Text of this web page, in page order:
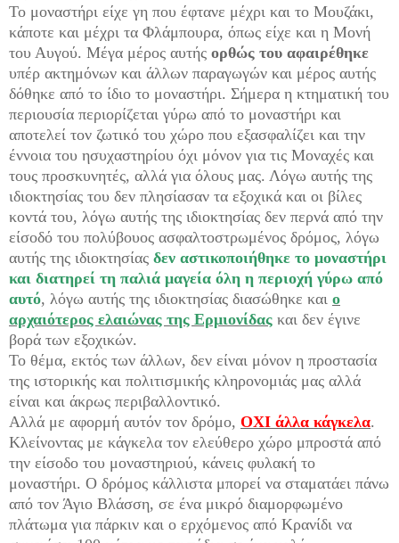
Το μοναστήρι είχε γη που έφτανε μέχρι και το Μουζάκι,
κάποτε και μέχρι τα Φλάμπουρα, όπως είχε και η Μονή
του Αυγού. Μέγα μέρος αυτής ορθώς του αφαιρέθηκε
υπέρ ακτημόνων και άλλων παραγωγών και μέρος αυτής
δόθηκε από το ίδιο το μοναστήρι. Σήμερα η κτηματική του
περιουσία περιορίζεται γύρω από το μοναστήρι και
αποτελεί τον ζωτικό του χώρο που εξασφαλίζει και την
έννοια του ησυχαστηρίου όχι μόνον για τις Μοναχές και
τους προσκυνητές, αλλά για όλους μας. Λόγω αυτής της
ιδιοκτησίας του δεν πλησίασαν τα εξοχικά και οι βίλες
κοντά του, λόγω αυτής της ιδιοκτησίας δεν περνά από την
είσοδό του πολύβουος ασφαλτοστρωμένος δρόμος, λόγω
αυτής της ιδιοκτησίας δεν αστικοποιήθηκε το μοναστήρι
και διατηρεί τη παλιά μαγεία όλη η περιοχή γύρω από
αυτό, λόγω αυτής της ιδιοκτησίας διασώθηκε και ο
αρχαιότερος ελαιώνας της Ερμιονίδας και δεν έγινε
βορά των εξοχικών.
Το θέμα, εκτός των άλλων, δεν είναι μόνον η προστασία
της ιστορικής και πολιτισμικής κληρονομιάς μας αλλά
είναι και άκρως περιβαλλοντικό.
Αλλά με αφορμή αυτόν τον δρόμο, ΟΧΙ άλλα κάγκελα.
Κλείνοντας με κάγκελα τον ελεύθερο χώρο μπροστά από
την είσοδο του μοναστηριού, κάνεις φυλακή το
μοναστήρι. Ο δρόμος κάλλιστα μπορεί να σταματάει πάνω
από τον Άγιο Βλάσση, σε ένα μικρό διαμορφωμένο
πλάτωμα για πάρκιν και ο ερχόμενος από Κρανίδι να